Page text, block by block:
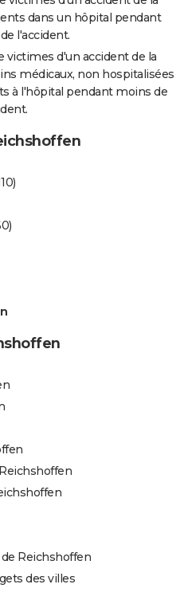
dans un hôpital pendant
l'accident.
victimes d'un accident de la
médicaux, non hospitalisées
à l'hôpital pendant moins de
Reichshoffen
des villes